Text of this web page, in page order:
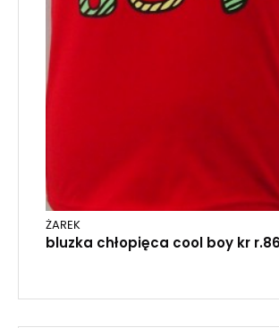
ŻAREK
bluzka chłopięca cool boy kr